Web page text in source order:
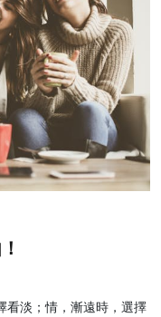
看淡；情，漸遠時，選擇